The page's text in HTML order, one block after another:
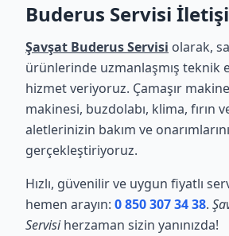
Buderus Servisi
Şavşat Buderus Servisi olarak,
ürünlerinde uzmanlaşmış teknik
hizmet veriyoruz. Çamaşır
makinesi, buzdolabı, klima, fırın
aletlerinizin bakım ve
gerçekleştiriyoruz.
Hızlı, güvenilir ve uygun fiyatlı
hemen arayın: 0 850 307 34 38.
Servisiherzaman sizin yanınızda!